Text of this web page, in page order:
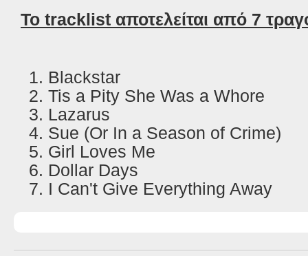
Το tracklist αποτελείται από 7
Blackstar
Tis a Pity She Was a Whore
Lazarus
Sue (Or In a Season of Crime)
Girl Loves Me
Dollar Days
I Can't Give Everything Away